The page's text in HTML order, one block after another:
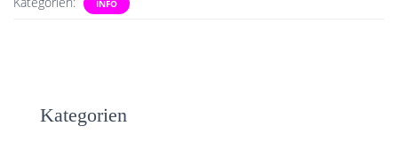
INFO
Kategorien